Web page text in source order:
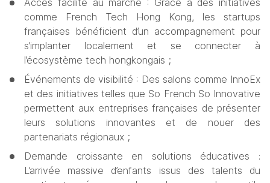
Accès facilité au marché : Grâce à des initiatives
comme French Tech Hong Kong, les startups
françaises bénéficient d’un accompagnement pour
s’implanter localement et se connecter à
l’écosystème tech hongkongais ;
Événements de visibilité : Des salons comme InnoEx
et des initiatives telles que So French So Innovative
permettent aux entreprises françaises de présenter
leurs solutions innovantes et de nouer des
partenariats régionaux ;
Demande croissante en solutions éducatives :
L’arrivée massive d’enfants issus des talents du